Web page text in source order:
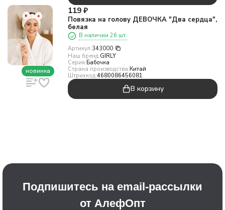
новинка
119 ₽
Повязка на голову ДЕВОЧКА "Два сердца",
белая
В наличии 26 шт.
Артикул:343000
Наш бренд:GIRLY
Серия:Бабочка
Страна производства:Китай
Штрихкод:4680086456081
В корзину
Подпишитесь на email-рассылки
от АлефОпт